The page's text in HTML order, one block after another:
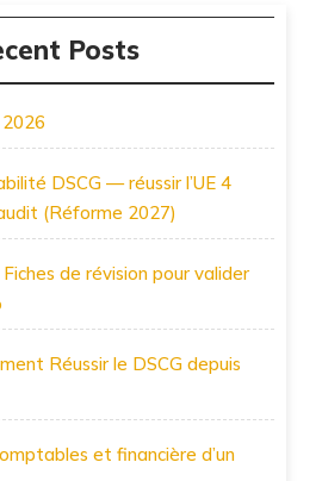
Posts
DSCG — réussir l’UE 4
(Réforme 2027)
de révision pour valider
Réussir le DSCG depuis
et financière d’un